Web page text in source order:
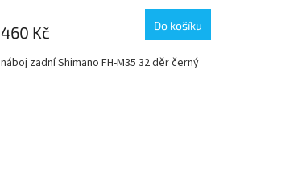
460 Kč Do košíku
náboj zadní Shimano FH-M35 32 děr černý